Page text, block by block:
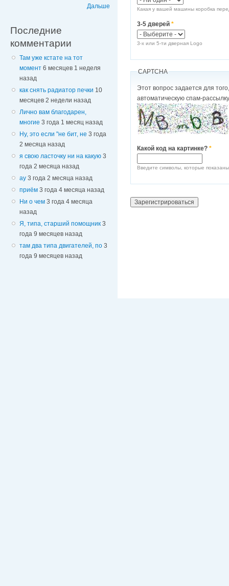
Дальше
Последние
комментарии
Там уже кстате на тот
момент 6 месяцев 1 неделя
назад
как снять радиатор печки 10
месяцев 2 недели назад
Лично вам благодарен,
многие 3 года 1 месяц назад
Ну, это если "не бит, не 3 года
2 месяца назад
я свою ласточку ни на какую 3
года 2 месяца назад
ау 3 года 2 месяца назад
приём 3 года 4 месяца назад
Ни о чем 3 года 4 месяца
назад
Я, типа, старший помощник 3
года 9 месяцев назад
там два типа двигателей, по 3
года 9 месяцев назад
Какая у вашей машины коробка
3-5 дверей*
3-х или 5-ти дверная Logo
CAPTCHA
Этот вопрос задается для того, чтобы
автоматическую спам-
Какой код на картинке?*
Введите символы, которые